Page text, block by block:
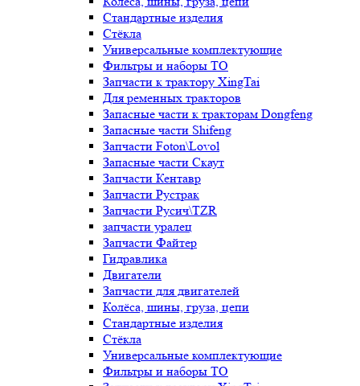
Стандартные изделия
Стёкла
Универсальные комплектующие
Фильтры и наборы ТО
Запчасти к трактору XingTai
Для ременных тракторов
Запасные части к тракторам Dongfeng
Запасные части Shifeng
Запчасти Foton\Lovol
Запасные части Скаут
Запчасти Кентавр
Запчасти Рустрак
Запчасти Русич\TZR
запчасти уралец
Запчасти Файтер
Гидравлика
Двигатели
Запчасти для двигателей
Колёса, шины, груза, цепи
Стандартные изделия
Стёкла
Универсальные комплектующие
Фильтры и наборы ТО